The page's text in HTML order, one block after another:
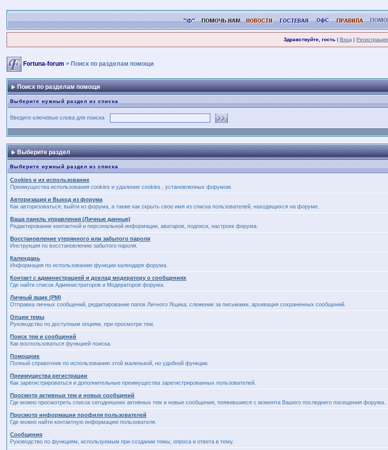
Здравствуйте, гость (Вход |Регистрация
Fortuna-forum > Поиск по разделам помощи
Поиск по разделам помощи
Выберите нужный раздел из списка
Введите ключевые слова для поиска
Выберите раздел
Выберите нужный раздел из списка
Cookies и их использование
Преимущества использования cookies и удаление cookies , установленных форумом.
Авторизация и Выход из форума
Как авторизоваться, выйти из форума, а также как скрыть свое имя из списка пользователей, находящихся на форуме.
Ваша панель управления (Личные данные)
Редактирование контактной и персональной информации, аватаров, подписи, настроек форума.
Восстановление утерянного или забытого пароля
Инструкция по восстановлению забытого пароля.
Календарь
Информация по использованию функции календаря форума.
Контакт с администрацией и доклад модератору о сообщениях
Где найти список Администраторов и Модераторов форума.
Личный ящик (PM)
Отправка личных сообщений, редактирование папок Личного Ящика, слежение за письмами, архивация сохраненных сообщений.
Опции темы
Руководство по доступным опциям, при просмотре тем.
Поиск тем и сообщений
Как воспользоваться функцией поиска.
Помощник
Полный справочник по использованию этой маленькой, но удобной функции.
Преимущества регистрации
Как зарегистрироваться и дополнительные преимущества зарегистрированных пользователей.
Просмотр активных тем и новых сообщений
Где можно просмотреть список сегодняшних активных тем и новые сообщения, появившиеся с момента Вашего последнего посещения форума.
Просмотр информации профиля пользователей
Где можно найти контактную информацию пользователя.
Сообщения
Руководство по функциям, используемым при создании темы, опроса и ответа в тему.